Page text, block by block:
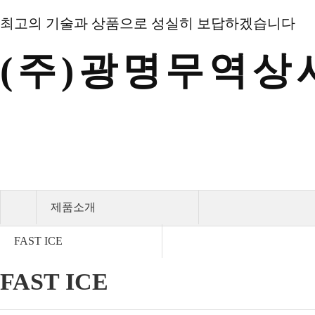
최고의 기술과 상품으로 성실히 보답하겠습니다
(주)광명무역상
제품소개
FAST ICE
FAST ICE